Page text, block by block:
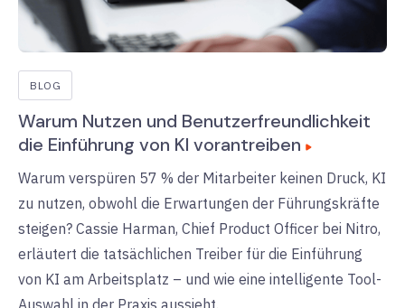
BLOG
Warum Nutzen und Benutzerfreundlichkeit
die Einführung von KI vorantreiben
Warum verspüren 57 % der Mitarbeiter keinen Druck, KI
zu nutzen, obwohl die Erwartungen der Führungskräfte
steigen? Cassie Harman, Chief Product Officer bei Nitro,
erläutert die tatsächlichen Treiber für die Einführung
von KI am Arbeitsplatz – und wie eine intelligente Tool-